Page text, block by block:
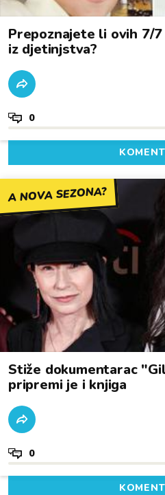
Prepoznajete li ovih 7/
iz djetinjstva?
0
A NOVA SEZONA?
Stiže dokumentarac
pripremi je i knjiga
0